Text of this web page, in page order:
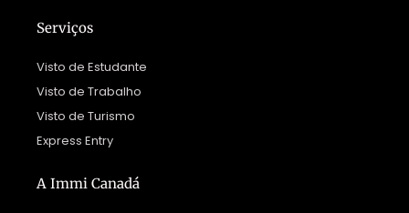
Serviços
Visto de Estudante
Visto de Trabalho
Visto de Turismo
Express Entry
A Immi Canadá